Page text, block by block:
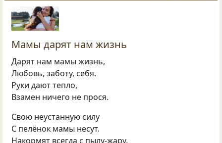
Мамы дарят нам жизнь
Дарят нам мамы жизнь,
Любовь, заботу, себя.
Руки дают тепло,
Взамен ничего не прося.
Свою неустанную силу
С пелёнок мамы несут.
Накормят всегда с пылу-жару,